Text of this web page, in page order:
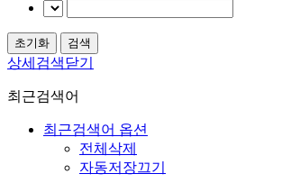
상세검색닫기
최근검색어
최근검색어 옵션
전체삭제
자동저장끄기